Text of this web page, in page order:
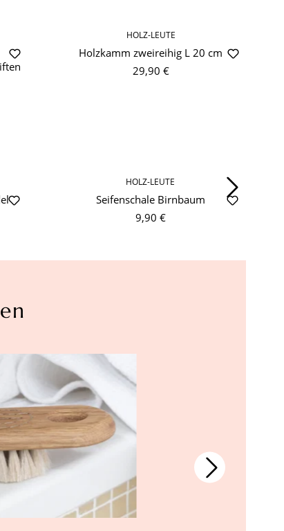
HOLZ-LEUTE
Holzkamm zweireihig L 20 cm
29,90 €
HOLZ-LEUTE
Seifenschale Birnbaum
9,90 €